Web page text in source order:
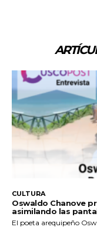
CULTURA
Oswaldo Chanove
asimilando las
El poeta arequipeño